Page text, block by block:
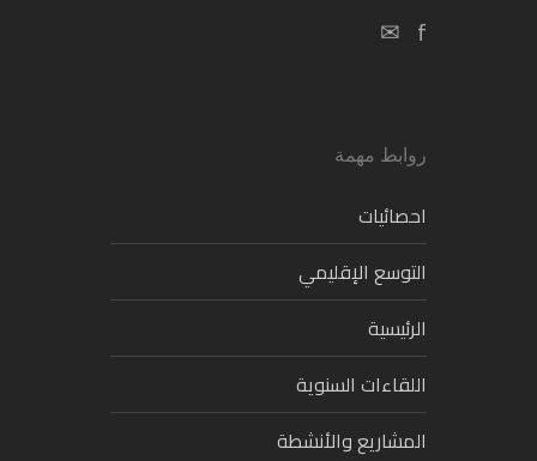
f
✉
روابط مهمة
احصائيات
التوسع الإقليمي
الرئيسية
اللقاءات السنوية
المشاريع والأنشطة